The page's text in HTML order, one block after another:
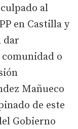
al
en Castilla y
dar
o
Mañueco
de este
Gobierno